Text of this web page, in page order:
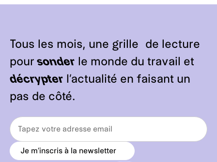
Tous les mois, une grille de lecture
pour sonder le monde du travail et
décrypter l’actualité en faisant un
pas de côté.
Je m’inscris à la newsletter
r